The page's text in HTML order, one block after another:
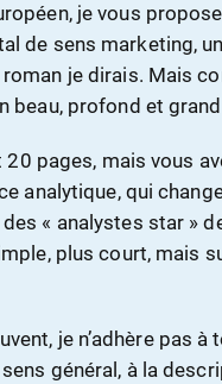
je vous
de sens marketing,
roman je dirais. Mais
beau, profond et
20 pages, mais vous
analytique, qui
« analystes star »
plus court, mais
je n’adhère pas
sens général, à la